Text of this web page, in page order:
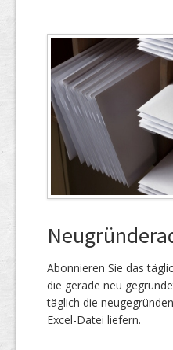
Abonnieren Sie das
die gerade neu
täglich die
Excel-Datei liefern.